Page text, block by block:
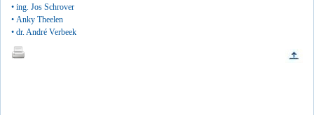
• ing. Jos Schrover
• Anky Theelen
• dr. André Verbeek